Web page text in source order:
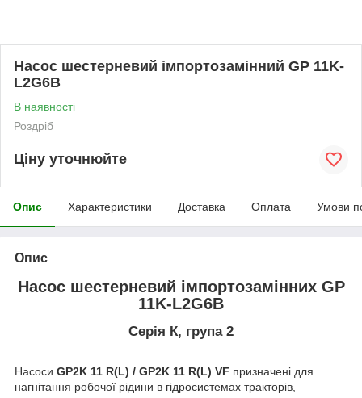
Насос шестерневий імпортозамінний GP 11K-
L2G6B
В наявності
Роздріб
Ціну уточнюйте
Опис Характеристики Доставка Оплата Умови
Опис
Насос шестерневий імпортозамінних GP
11K-L2G6B
Серія К, група 2
Насоси GP2K 11 R(L) / GP2K 11 R(L) VF призначені для
нагнітання робочої рідини в гідросистемах тракторів,